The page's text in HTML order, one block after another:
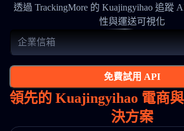
透過 TrackingMore 的 Kuajingyihao 追蹤
性與運送可視化
免費試用 API
領先的 Kuajingyihao 電商
決方案